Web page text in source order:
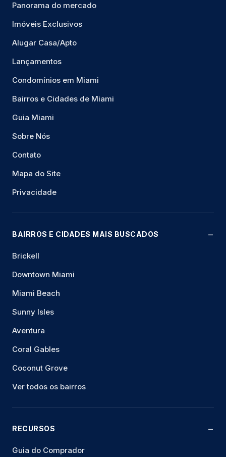
Panorama do mercado
Imóveis Exclusivos
Alugar Casa/Apto
Lançamentos
Condomínios em Miami
Bairros e Cidades de Miami
Guia Miami
Sobre Nós
Contato
Mapa do Site
Privacidade
BAIRROS E CIDADES MAIS BUSCADOS
Brickell
Downtown Miami
Miami Beach
Sunny Isles
Aventura
Coral Gables
Coconut Grove
Ver todos os bairros
RECURSOS
Guia do Comprador